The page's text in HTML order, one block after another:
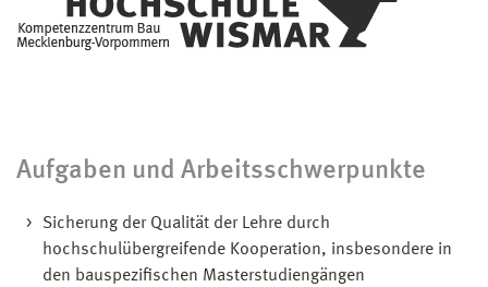
Aufgaben und Arbeitsschwerpunkte
Sicherung der Qualität der Lehre durch
hochschulübergreifende Kooperation, insbesondere in
den bauspezifischen Masterstudiengängen